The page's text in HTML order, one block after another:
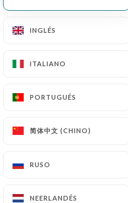
INGLÉS
ITALIANO
PORTUGUÉS
简体中文 (CHINO)
RUSO
NEERLANDÉS
INGLÉS
ITALIANO
PORTUGUÉS
简体中文 (CHINO)
RUSO
NEERLANDÉS